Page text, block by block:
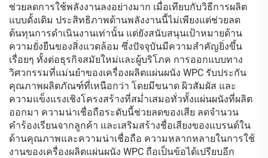
ช่วยลดการใช้พลังงานลงอย่างมาก เมื่อเทียบกับวิธีการผลิต
แบบดั้งเดิม ประสิทธิภาพด้านพลังงานนี้ไม่เพียงแต่ช่วยลด
ต้นทุนการดำเนินงานเท่านั้น แต่ยังสนับสนุนเป้าหมายด้าน
ความยั่งยืนของสิ่งแวดล้อม ซึ่งปัจจุบันมีความสำคัญยิ่งขึ้น
เรื่อยๆ ทั้งต่อธุรกิจสมัยใหม่และผู้บริโภค การออกแบบทาง
วิศวกรรมที่แม่นยำของเครื่องผลิตแผ่นผนัง WPC รับประกัน
คุณภาพผลิตภัณฑ์ที่เหนือกว่า โดยมีขนาด ผิวสัมผัส และ
ความแข็งแรงเชิงโครงสร้างที่สม่ำเสมอทั่วทั้งแผ่นผนังที่ผลิต
ออกมา ความน่าเชื่อถือระดับนี้ช่วยลดของเสีย ลดจำนวน
คำร้องเรียนจากลูกค้า และเสริมสร้างชื่อเสียงของแบรนด์ใน
ด้านคุณภาพและความน่าเชื่อถือ ความหลากหลายในการใช้
งานของเครื่องผลิตแผ่นผนัง WPC ถือเป็นข้อได้เปรียบอีก